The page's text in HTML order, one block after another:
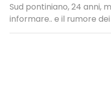
Sud pontiniano, 24 anni,
informare.. e il rumore